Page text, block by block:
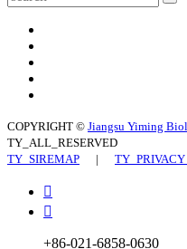
COPYRIGHT © Jiangsu Yiming
TY_ALL_RESERVED
TY_SIREMAP |


+86-021-6858-0630